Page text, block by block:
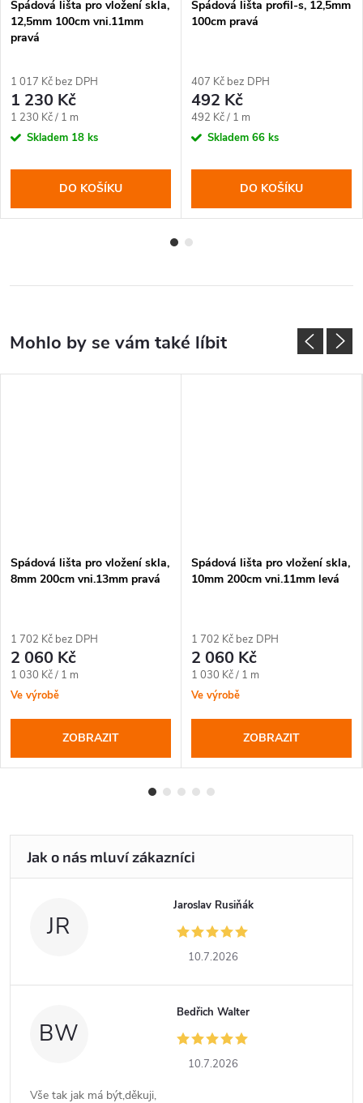
Spádová lišta pro vložení skla,
12,5mm 100cm vni.11mm
pravá
1 017 Kč bez DPH
1 230 Kč
Měrná
cena:
1 230 Kč / 1 m
Skladem 18 ks
DO KOŠÍKU
Spádová lišta profil-s, 12,5mm
100cm pravá
407 Kč bez DPH
492 Kč
Měrná
cena:
492 Kč / 1 m
Skladem 66 ks
DO KOŠÍKU
Spádová lišta pro vložení skla,
8mm 200cm vni.13mm pravá
1 702 Kč bez DPH
2 060 Kč
Měrná
cena:
1 030 Kč / 1 m
Ve výrobě
ZOBRAZIT
Spádová lišta pro vložení skla,
10mm 200cm vni.11mm levá
1 702 Kč bez DPH
2 060 Kč
Měrná
cena:
1 030 Kč / 1 m
Ve výrobě
ZOBRAZIT
JR
Jaroslav Rusiňák
10.7.2026
BW
Bedřich Walter
10.7.2026
Vše tak jak má být,děkuji,